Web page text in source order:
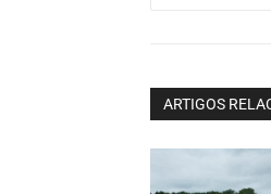
ARTIGOS